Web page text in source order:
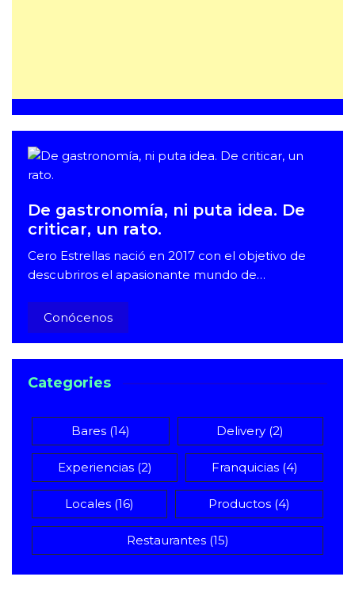
De gastronomía, ni puta idea. De
criticar, un rato.
Cero Estrellas nació en 2017 con el objetivo de
descubriros el apasionante mundo de…
Conócenos
Categories
Bares(14) Delivery (2)
Experiencias(2) Franquicias(4)
Locales (16) Productos (4)
Restaurantes(15)